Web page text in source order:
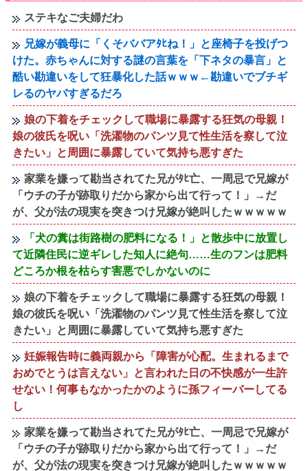
ステキなご夫婦だわ
兄嫁が義母に「くそババアﾀﾋね！」と座椅子を投げつ
けた。赤ちゃんに対する謎の言葉を「下ネタの暴言」と
酷い勘違いをして狂暴化した話ｗｗｗ←勘違いでブチギ
レるのヤバすぎるだろ
娘の下着をチェックして職場に暴露する狂気の母親！
娘の彼氏を呪い「洗濯物のパンツ見て性生活を察して泣
きたい」と周囲に暴露していて気持ち悪すぎた
家業を嫌って勘当されてた兄がﾀﾋ亡、一周忌で兄嫁が
「ウチの子が跡取りだから家から出て行って！」→だ
が、父が法の現実を突きつけ兄嫁が絶叫したｗｗｗｗｗ
「犬の糞は街路樹の肥料になる！」と散歩中に放置し
て近隣住民に逆ギレした知人に絶句……生のフンは肥料
どころか根を枯らす害悪でしかないのに
娘の下着をチェックして職場に暴露する狂気の母親！
娘の彼氏を呪い「洗濯物のパンツ見て性生活を察して泣
きたい」と周囲に暴露していて気持ち悪すぎた
妊娠報告時に義両親から「障害が心配。生まれるまで
おめでとうは言えない」と言われた日の不快感が一生許
せない！何事もなかったかのように孫フィーバーしてる
し
家業を嫌って勘当されてた兄がﾀﾋ亡、一周忌で兄嫁が
「ウチの子が跡取りだから家から出て行って！」→だ
が、父が法の現実を突きつけ兄嫁が絶叫したｗｗｗｗｗ